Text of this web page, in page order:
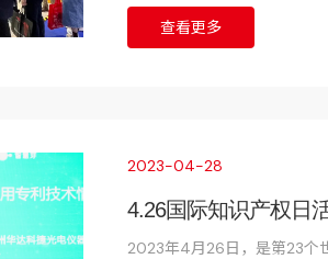
查看更多
2023-04-28
4.26国际知识产权日
2023年4月26日，是第23个